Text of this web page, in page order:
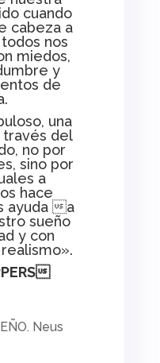
cuando
cabeza a
nos
miedos,
y
de
una
través del
no por
sino por
a
hace
ayuda a
sueño
y con
Neus